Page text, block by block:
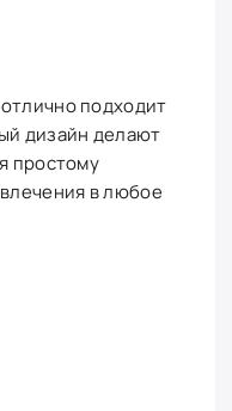
подходит
дизайн делают
простому
в любое